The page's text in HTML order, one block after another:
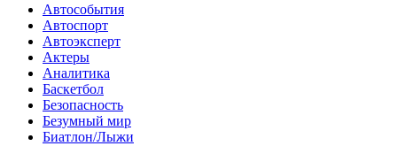
Автособытия
Автоспорт
Автоэксперт
Актеры
Аналитика
Баскетбол
Безопасность
Безумный мир
Биатлон/Лыжи